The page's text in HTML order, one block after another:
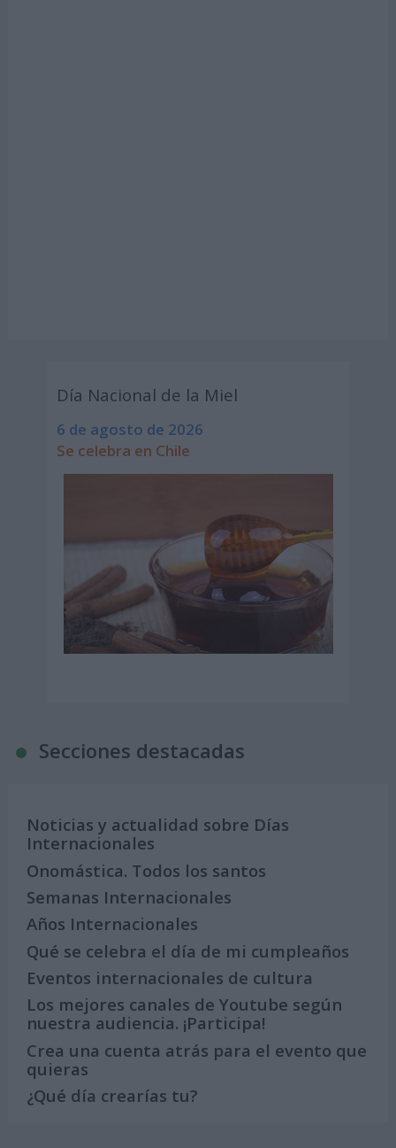
Día Nacional de la Miel
6 de agosto de 2026
Se celebra en Chile
Secciones destacadas
Noticias y actualidad sobre Días
Internacionales
Onomástica. Todos los santos
Semanas Internacionales
Años Internacionales
Qué se celebra el día de mi cumpleaños
Eventos internacionales de cultura
Los mejores canales de Youtube según
nuestra audiencia. ¡Participa!
Crea una cuenta atrás para el evento que
quieras
¿Qué día crearías tu?